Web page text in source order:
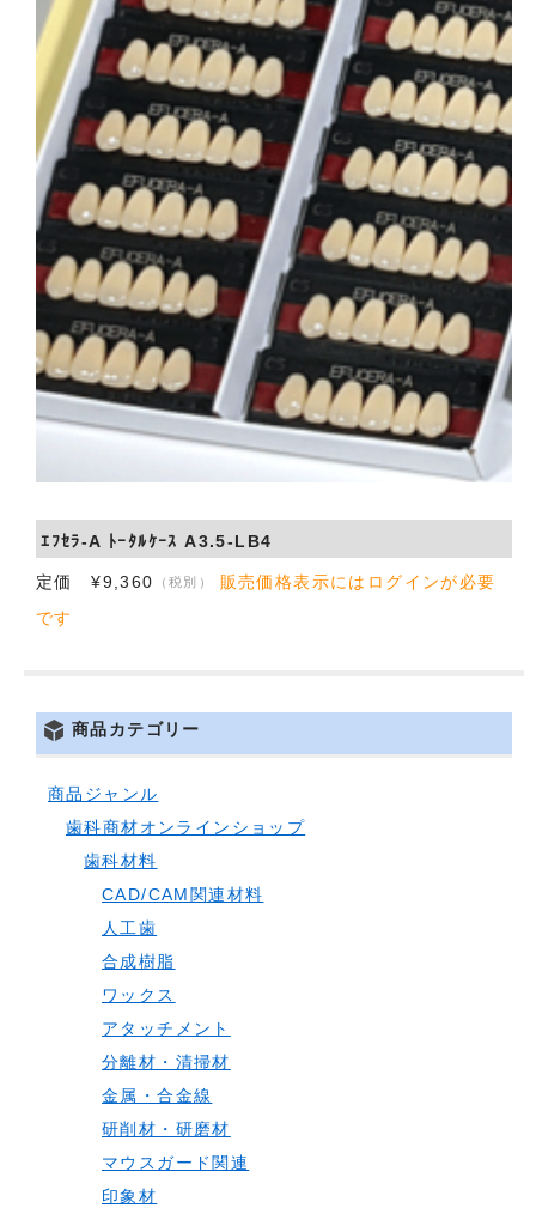
お問い合わせ
ｴﾌｾﾗ-A ﾄｰﾀﾙｹｰｽ A3.5-LB4
定価 ¥9,360 （税別）
販売価格表示にはログインが必要
です
商品カテゴリー
商品ジャンル
歯科商材オンラインショップ
歯科材料
CAD/CAM関連材料
人工歯
合成樹脂
ワックス
アタッチメント
分離材・清掃材
金属・合金線
研削材・研磨材
マウスガード関連
印象材